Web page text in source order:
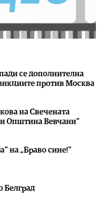
се дополнителна
против Москва
на Свечената
Општина Вевчани“
на „Браво сине!“
Белград